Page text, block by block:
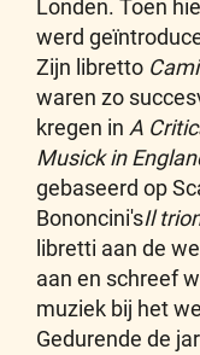
Londen. Toen
werd
Zijn libretto
waren zo
kregen in A
Musick in
gebaseerd op
Bononcini'sIl
libretti aan de
aan en schreef
muziek bij het
Gedurende de